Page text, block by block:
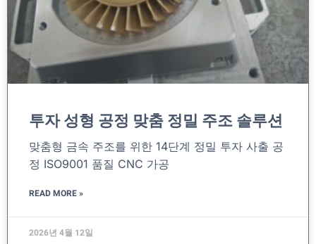
투자 성형 공정 맞춤 정밀 주조 솔루션
맞춤형 금속 주조를 위한 14단계 정밀 투자 사출 공
정 ISO9001 품질 CNC 가공
READ MORE »
2026년 4월 12일